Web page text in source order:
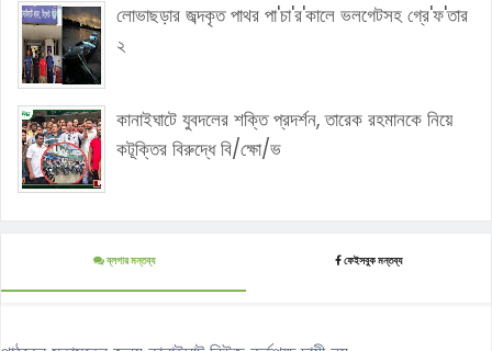
লোভাছড়ার জব্দকৃত পাথর পা'চা'র'কালে ভলগেটসহ গ্রে'ফ'তার
২
কানাইঘাটে যুবদলের শক্তি প্রদর্শন, তারেক রহমানকে নিয়ে
কটূক্তির বিরুদ্ধে বি/ক্ষো/ভ
ব্লগার মন্তব্য ফেইসবুক মন্তব্য